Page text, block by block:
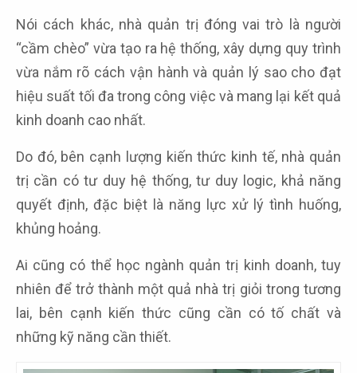
Nói cách khác, nhà quản trị đóng vai trò là người
“cầm chèo” vừa tạo ra hệ thống, xây dựng quy trình
vừa nắm rõ cách vận hành và quản lý sao cho đạt
hiệu suất tối đa trong công việc và mang lại kết quả
kinh doanh cao nhất.
Do đó, bên cạnh lượng kiến thức kinh tế, nhà quản
trị cần có tư duy hệ thống, tư duy logic, khả năng
quyết định, đặc biệt là năng lực xử lý tình huống,
khủng hoảng.
Ai cũng có thể học ngành quản trị kinh doanh, tuy
nhiên để trở thành một quả nhà trị giỏi trong tương
lai, bên cạnh kiến thức cũng cần có tố chất và
những kỹ năng cần thiết.